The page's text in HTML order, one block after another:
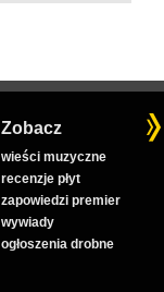
Zobacz
wieści muzyczne
recenzje płyt
zapowiedzi premier
wywiady
ogłoszenia drobne